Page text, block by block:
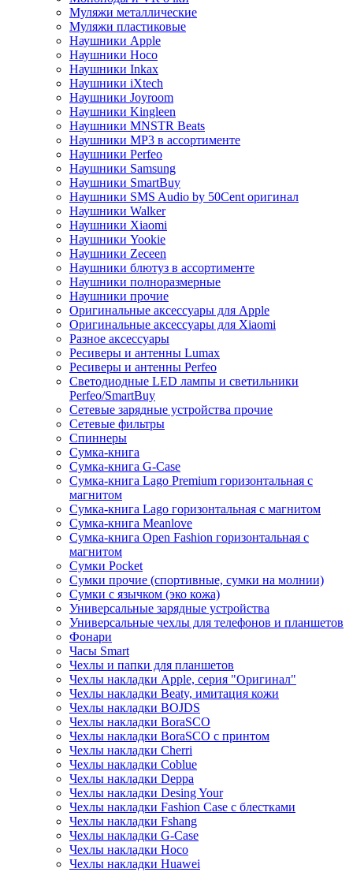
Муляжи металлические
Муляжи пластиковые
Наушники Apple
Наушники Hoco
Наушники Inkax
Наушники iXtech
Наушники Joyroom
Наушники Kingleen
Наушники MNSTR Beats
Наушники MP3 в ассортименте
Наушники Perfeo
Наушники Samsung
Наушники SmartBuy
Наушники SMS Audio by 50Cent оригинал
Наушники Walker
Наушники Xiaomi
Наушники Yookie
Наушники Zeceen
Наушники блютуз в ассортименте
Наушники полноразмерные
Наушники прочие
Оригинальные аксессуары для Apple
Оригинальные аксессуары для Xiaomi
Разное аксессуары
Ресиверы и антенны Lumax
Ресиверы и антенны Perfeo
Светодиодные LED лампы и светильники
Perfeo/SmartBuy
Сетевые зарядные устройства прочие
Сетевые фильтры
Спиннеры
Сумка-книга
Сумка-книга G-Case
Сумка-книга Lago Premium горизонтальная с
магнитом
Сумка-книга Lago горизонтальная с магнитом
Сумка-книга Meanlove
Сумка-книга Open Fashion горизонтальная с
магнитом
Сумки Pocket
Сумки прочие (спортивные, сумки на молнии)
Сумки с язычком (эко кожа)
Универсальные зарядные устройства
Универсальные чехлы для телефонов и планшетов
Фонари
Часы Smart
Чехлы и папки для планшетов
Чехлы накладки Apple, серия "Оригинал"
Чехлы накладки Beaty, имитация кожи
Чехлы накладки BOJDS
Чехлы накладки BoraSCO
Чехлы накладки BoraSCO с принтом
Чехлы накладки Cherri
Чехлы накладки Coblue
Чехлы накладки Deppa
Чехлы накладки Desing Your
Чехлы накладки Fashion Case с блестками
Чехлы накладки Fshang
Чехлы накладки G-Case
Чехлы накладки Hoco
Чехлы накладки Huawei